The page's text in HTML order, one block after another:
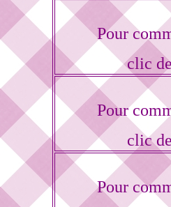
Pour
clic
Pour
clic
Pour